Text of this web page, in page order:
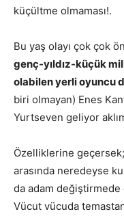
küçültme olmaması!.
Bu yaş olayı çok çok
genç-yıldız-küçük
olabilen yerli oyuncu
biri olmayan) Enes
Yurtseven geliyor
Özelliklerine geçersek;
arasında neredeyse
da adam değiştirmede
Vücut vücuda